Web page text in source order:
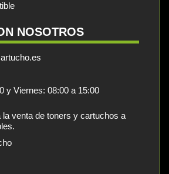
NOSOTROS
y Viernes: 08:00 a 15:00
venta de toners y cartuchos a